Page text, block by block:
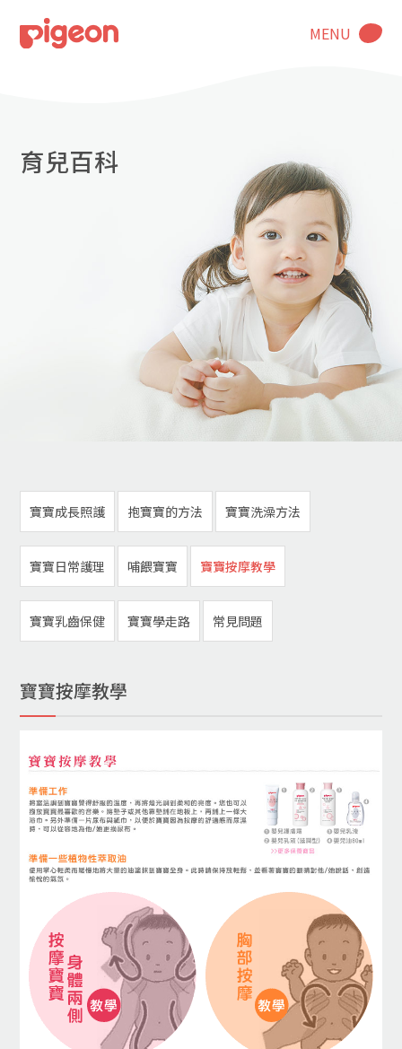
MENU
育兒百科
寶寶成長照護 抱寶寶的方法 寶寶洗澡方法
寶寶日常護理 哺餵寶寶 寶寶按摩教學
寶寶乳齒保健 寶寶學走路 常見問題
寶寶按摩教學